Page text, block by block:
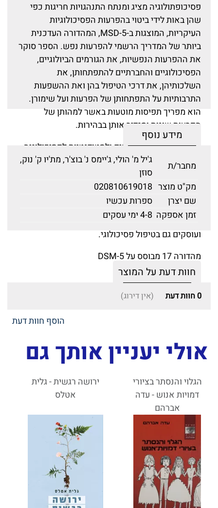
פסיכופתולוגיה מציג ומנתח התנהגויות חריגות כפי
שהן באות לידי ביטוי בהפרעות הפסיכולוגיות
העיקריות, המוצגות ב-5-MSD, המהדורה העדכנית
ביותר של המדריך הרשמי להפרעות נפש. הספר סוקר
את ההפרעות הנפשיות, את הגורמים הביולוגיים,
הפסיכולוגיים והחברתיים להתפתחותן, את
השלכותיהן, את דרכי הטיפול בהן ואת ההשפעות
התרבותיות על התפתחותן של הפרעות ועל שימורן.
הוא מפריך תפיסות מוטעות באשר למהותן של
הפרעות שונות ומגדיר אותן בבהירות.
הספר מתאים לסטודנטים ולסטודנטיות לפסיכולוגיה,
לעבודה סוציאלית ולחינוך ולכל מי שעוסק בטיפול
פסיכולוגי, וגם קוראים מתחומים אחרים השואפים
להרחיב את ידיעותיהם ימצאו בו עניין רב.
כותבי המהדורה החדשה של ספר זה הם מהחוקרים
המובילים בעולם בתחומי הפרעות הנפש השונות
ועוסקים גם בטיפול פסיכולוגי.
מהדורה 17 מבוסס על DSM-5
מידע נוסף
מחבר/ת
ג'יל מ' הולי, ג'יימס נ' בוצ'ר, מת'יו ק' נוק,
סוזן
מק"ט מוצר 020810619018
שם יצרן
ספרות עכשיו
זמן אספקה 4-8 ימי עסקים
חוות דעת על המוצר
0 חוות דעת (אין דירוג)
הוסף חוות דעת
אולי יעניין אותך גם
הגלוי והנסתר בציורי
דמויות אנוש - עדה
אברהם
ירושה רגשית - גלית
אטלס